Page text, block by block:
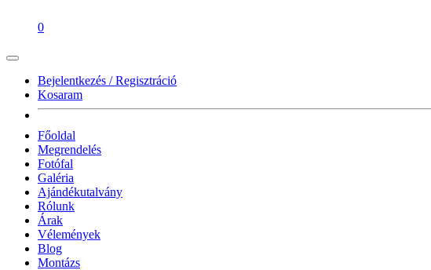
0
Bejelentkezés / Regisztráció
Kosaram
Főoldal
Megrendelés
Fotófal
Galéria
Ajándékutalvány
Rólunk
Árak
Vélemények
Blog
Montázs